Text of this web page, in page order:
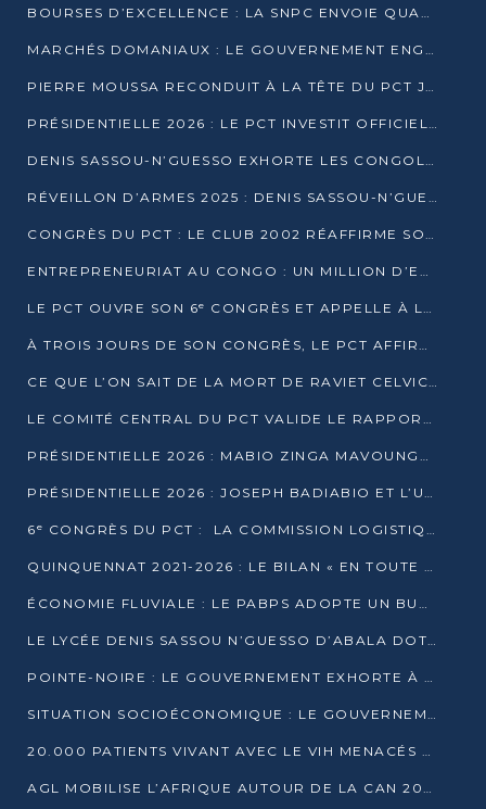
BOURSES D’EXCELLENCE : LA SNPC ENVOIE QUATRE NOUVEAUX TALENTS CONGOLAIS SE FORMER À BAKOU
MARCHÉS DOMANIAUX : LE GOUVERNEMENT ENGAGE LA STRUCTURATION DES TAXES D’ASSAINISSEMENT
PIERRE MOUSSA RECONDUIT À LA TÊTE DU PCT JUSQU’EN 2031
PRÉSIDENTIELLE 2026 : LE PCT INVESTIT OFFICIELLEMENT DENIS SASSOU NGUESSO
DENIS SASSOU-N’GUESSO EXHORTE LES CONGOLAIS À L’UNITÉ ET AU FAIR-PLAY DÉMOCRATIQUE EN 2026
RÉVEILLON D’ARMES 2025 : DENIS SASSOU-N’GUESSO GARANTIT DES ÉLECTIONS 2026 PAISIBLES ET SÉCURISÉES
CONGRÈS DU PCT : LE CLUB 2002 RÉAFFIRME SON SOUTIEN À DENIS SASSOU-N’GUESSO POUR 2026
ENTREPRENEURIAT AU CONGO : UN MILLION D’EUROS POUR FINANCER LES STARTUPS DÈS 2026
LE PCT OUVRE SON 6ᵉ CONGRÈS ET APPELLE À LA CANDIDATURE DE DENIS SASSOU NGUESSO
À TROIS JOURS DE SON CONGRÈS, LE PCT AFFIRME AVOIR ATTEINT TOUS SES OBJECTIFS
CE QUE L’ON SAIT DE LA MORT DE RAVIET CELVIC N’TSIANTSIE
LE COMITÉ CENTRAL DU PCT VALIDE LE RAPPORT DU CONGRÈS ET SOUTIENT DENIS SASSOU N’GUESSO
PRÉSIDENTIELLE 2026 : MABIO ZINGA MAVOUNGOU DÉCLARE SA CANDIDATURE ET CHARGE LE BILAN DU PCT
PRÉSIDENTIELLE 2026 : JOSEPH BADIABIO ET L’UDH-YUKI JOUENT LA PRUDENCE
6ᵉ CONGRÈS DU PCT : LA COMMISSION LOGISTIQUE ASSURE LA DISTRIBUTION DES KITS
QUINQUENNAT 2021-2026 : LE BILAN « EN TOUTE TRANSPARENCE » PRÉSENTÉ À LA PRESSE
ÉCONOMIE FLUVIALE : LE PABPS ADOPTE UN BUDGET 2026 DE PLUS DE 2,7 MILLIARDS FCFA
LE LYCÉE DENIS SASSOU N’GUESSO D’ABALA DOTÉ D’UNE SALLE MULTIMÉDIA
POINTE-NOIRE : LE GOUVERNEMENT EXHORTE À UN USAGE RESPONSABLE DU NOUVEAU MATÉRIEL MUNICIPAL
SITUATION SOCIOÉCONOMIQUE : LE GOUVERNEMENT INTERPELLÉ DEVANT LE SÉNAT
20.000 PATIENTS VIVANT AVEC LE VIH MENACÉS D’ARRÊT DE TRAITEMENT
AGL MOBILISE L’AFRIQUE AUTOUR DE LA CAN 2025